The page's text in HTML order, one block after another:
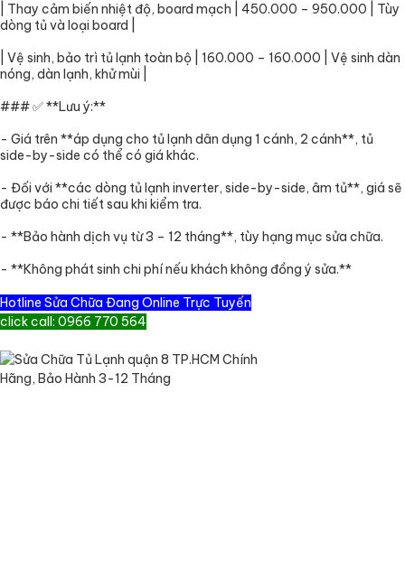
| Thay cảm biến nhiệt độ, board mạch | 450.000 – 950.000 | Tùy
dòng tủ và loại board |
| Vệ sinh, bảo trì tủ lạnh toàn bộ | 160.000 – 160.000 | Vệ sinh dàn
nóng, dàn lạnh, khử mùi |
### ✅ **Lưu ý:**
- Giá trên **áp dụng cho tủ lạnh dân dụng 1 cánh, 2 cánh**, tủ
side-by-side có thể có giá khác.
- Đối với **các dòng tủ lạnh inverter, side-by-side, âm tủ**, giá sẽ
được báo chi tiết sau khi kiểm tra.
- **Bảo hành dịch vụ từ 3 – 12 tháng**, tùy hạng mục sửa chữa.
- **Không phát sinh chi phí nếu khách không đồng ý sửa.**
Hotline Sửa Chữa Đang Online Trực Tuyến
click call: 0966 770 564